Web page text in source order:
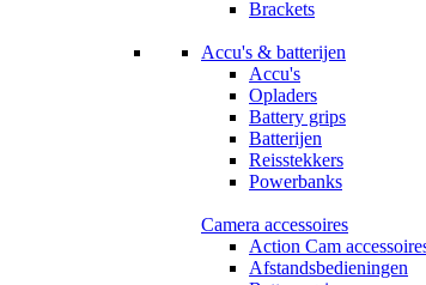
Brackets
Accu's & batterijen
Accu's
Opladers
Battery grips
Batterijen
Reisstekkers
Powerbanks
Camera accessoires
Action Cam
Afstandsbedieningen